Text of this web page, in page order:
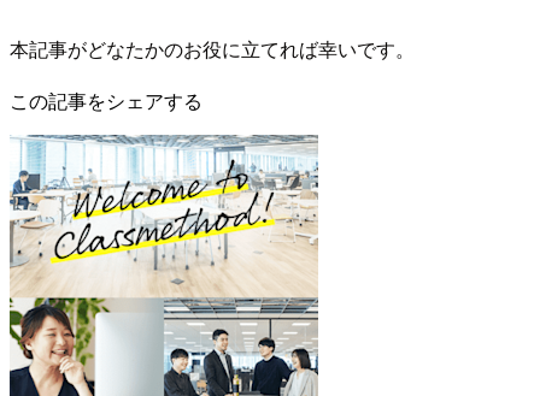
本記事がどなたかのお役に立てれば幸いです。
この記事をシェアする